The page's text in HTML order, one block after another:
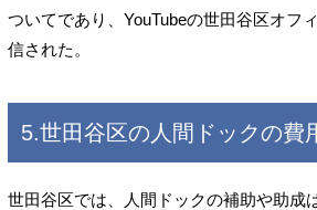
ついてであり、YouTubeの世田谷区オフ
信された。
5.世田谷区の人間ドックの費
世田谷区では、人間ドックの補助や助成